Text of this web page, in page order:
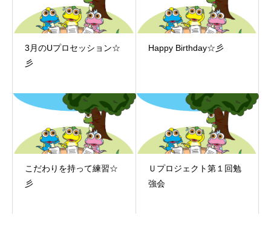
3月のUプロセッション☆
彡
Happy Birthday☆彡
こだわりを持って練習☆
彡
Ｕプロジェクト第１回勉
強会